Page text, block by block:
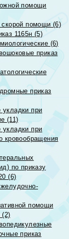
помощи
скорой помощи (6)
1165н (5)
(6)
приказ
приказ
при
(11)
при
кровообращения
по приказу
(6)
помощи
приказ